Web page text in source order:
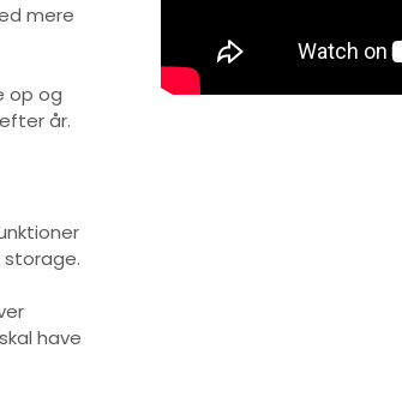
mere
op og
år.
storage.
have
Accepter marketing-